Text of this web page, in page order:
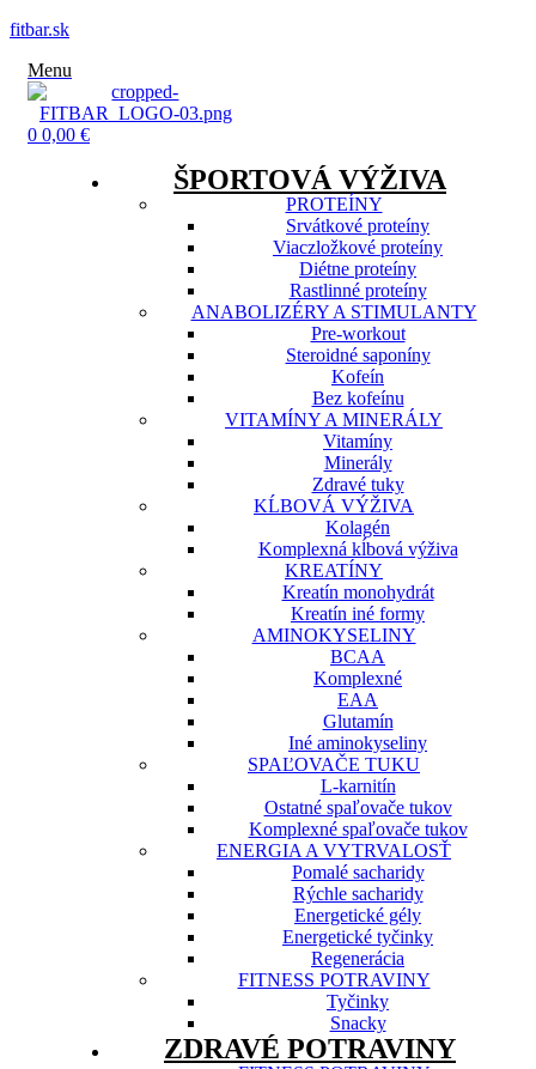
fitbar.sk
Menu
0 0,00 €
ŠPORTOVÁ VÝŽIVA
PROTEÍNY
Srvátkové proteíny
Viaczložkové proteíny
Diétne proteíny
Rastlinné proteíny
ANABOLIZÉRY A STIMULANTY
Pre-workout
Steroidné saponíny
Kofeín
Bez kofeínu
VITAMÍNY A MINERÁLY
Vitamíny
Minerály
Zdravé tuky
KĹBOVÁ VÝŽIVA
Kolagén
Komplexná kĺbová výživa
KREATÍNY
Kreatín monohydrát
Kreatín iné formy
AMINOKYSELINY
BCAA
Komplexné
EAA
Glutamín
Iné aminokyseliny
SPAĽOVAČE TUKU
L-karnitín
Ostatné spaľovače tukov
Komplexné spaľovače tukov
ENERGIA A VYTRVALOSŤ
Pomalé sacharidy
Rýchle sacharidy
Energetické gély
Energetické tyčinky
Regenerácia
FITNESS POTRAVINY
Tyčinky
Snacky
ZDRAVÉ POTRAVINY